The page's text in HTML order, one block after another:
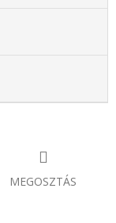
MEGOSZTÁS